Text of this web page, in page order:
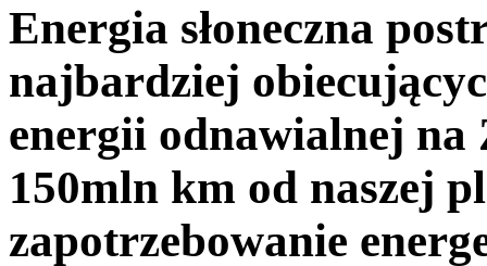
Energia słoneczna
najbardziej
energii odnawialnej na
150mln km od naszej
zapotrzebowanie